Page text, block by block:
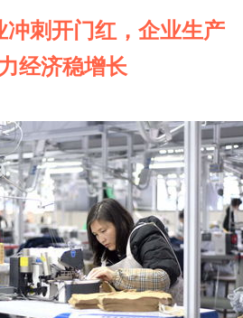
冲刺开门红，企业生产
经济稳增长